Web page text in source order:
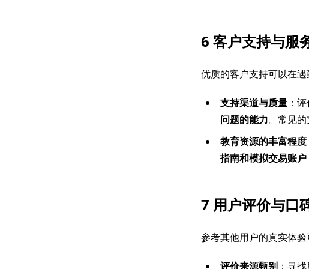
6 客户支持与服
优质的客户支持可以在遇
支持渠道与质量：评
问题的能力。常见
教育资源的丰富程度
指南和模拟交易账户
7 用户评价与口
参考其他用户的真实体
评价来源甄别：寻找